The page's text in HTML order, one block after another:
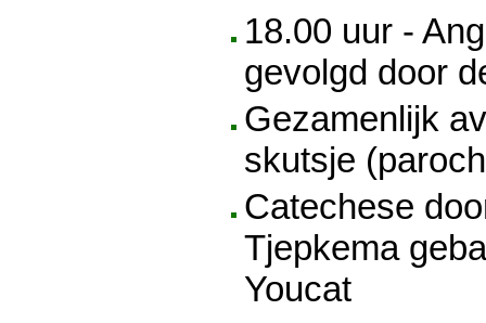
18.00 uur -
gevolgd door
Gezamenlijk
skutsje
Catechese
Tjepkema
Youcat